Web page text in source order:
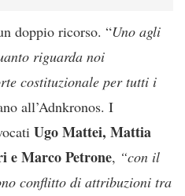
doppio ricorso. “Uno agli
riguarda noi
costituzionale per tutti i
all’Adnkronos. I
Ugo Mattei, Mattia
e Marco Petrone, “con il
conflitto di attribuzioni tra